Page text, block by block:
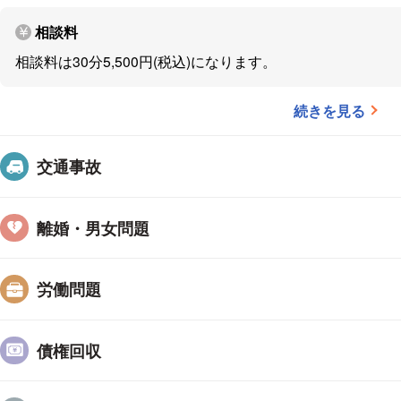
・面談にて詳しくお話を伺います。
・弁護士が必要な事案であれば，弁護士費用を算定し
浦和駅から徒歩3分
相談料
相談料は30分5,500円(税込)になります。
続きを見る
交通事故
離婚・男女問題
労働問題
債権回収